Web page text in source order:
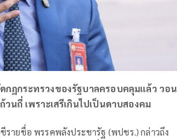
กฎกระทรวงของรัฐบาลครอบคลุมแล้ว วอน
นถี่ เพราะเสรีเกินไปเป็นดาบสองคม
ายชื่อ พรรคพลังประชารัฐ (พปชร.) กล่าวถึง